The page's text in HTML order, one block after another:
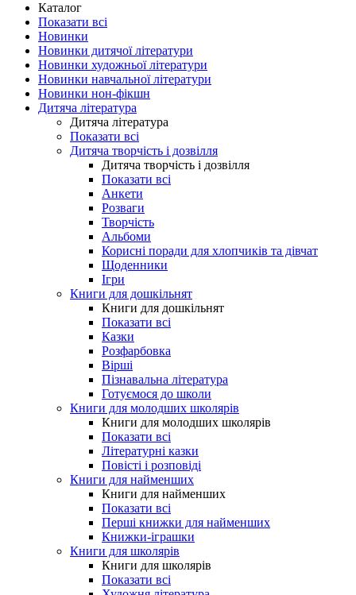
Каталог
Показати всі
Новинки
Новинки дитячої літератури
Новинки художньої літератури
Новинки навчальної літератури
Новинки нон-фікшн
Дитяча література
Дитяча література
Показати всі
Дитяча творчість і дозвілля
Дитяча творчість і дозвілля
Показати всі
Анкети
Розваги
Творчість
Альбоми
Корисні поради для хлопчиків та дівчат
Щоденники
Ігри
Книги для дошкільнят
Книги для дошкільнят
Показати всі
Казки
Розфарбовка
Вірші
Пізнавальна література
Готуємося до школи
Книги для молодших школярів
Книги для молодших школярів
Показати всі
Літературні казки
Повісті і розповіді
Книги для найменших
Книги для найменших
Показати всі
Перші книжки для найменших
Книжки-іграшки
Книги для школярів
Книги для школярів
Показати всі